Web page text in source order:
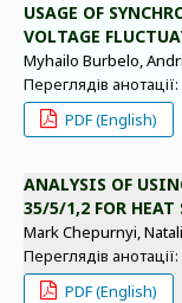
USAGE OF
VOLTAGE
Myhailo Burbelo,
Переглядів
PDF (English)
ANALYSIS OF
35/5/1,2 FOR HEAT
Mark Chepurnyi,
Переглядів
PDF (English)